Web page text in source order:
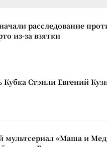
расследование
из-за взятки
Кубка Стэнли Евгений
мультсериал «Маша и